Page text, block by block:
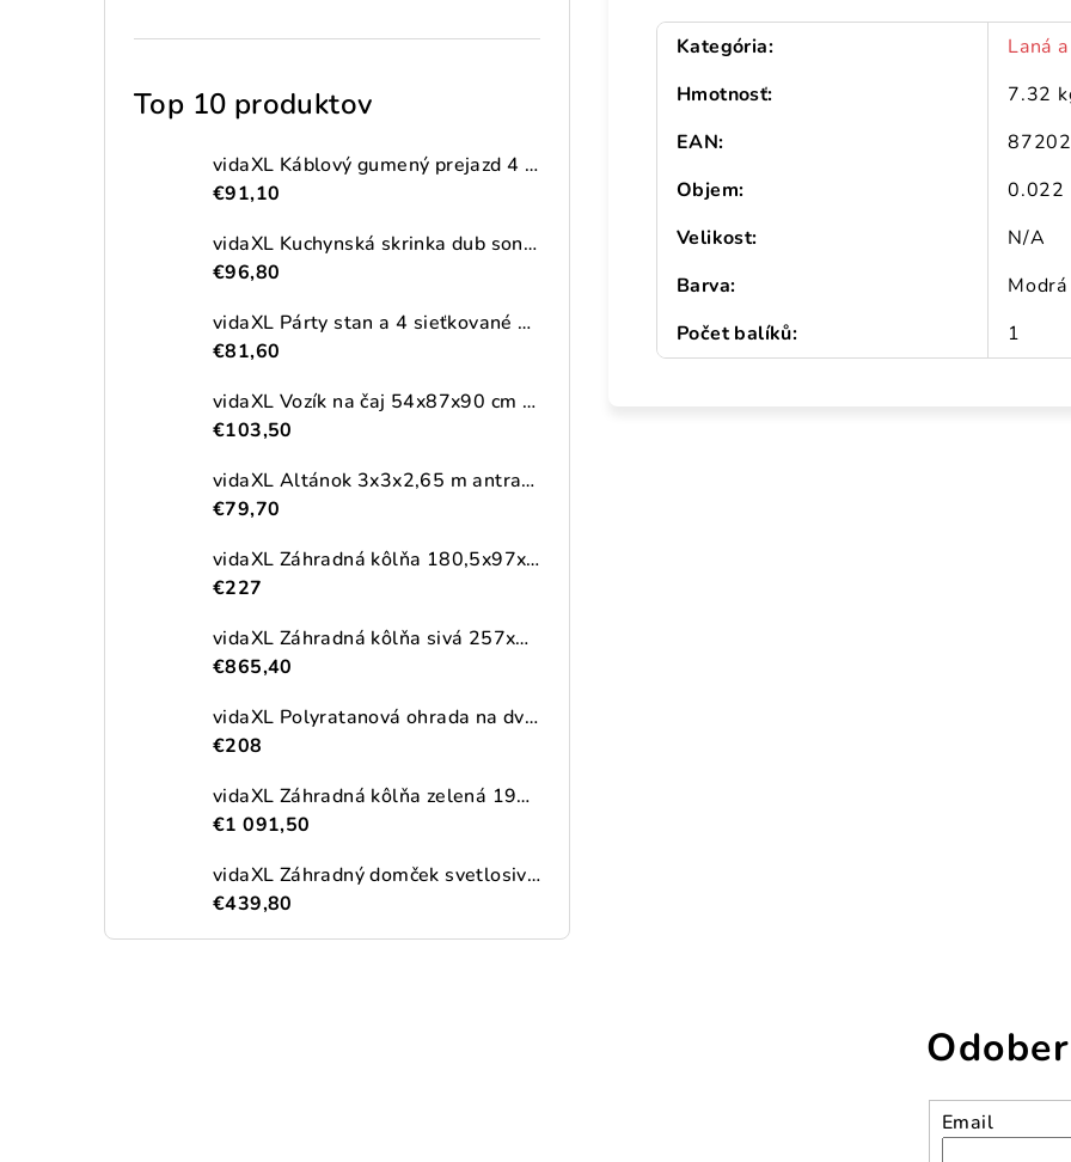
Top 10 produktov
vidaXL Káblový gumený prejazd 4 ks 2-kanálový 101,5 cm
€91,10
vidaXL Kuchynská skrinka dub sonoma 38x41,5x131,5 cm kompozitné drevo
€96,80
vidaXL Párty stan a 4 sieťkované bočné steny antracitový 2,5x2,5m HDPE
€81,60
vidaXL Vozík na čaj 54x87x90 cm masívna akácia
€103,50
vidaXL Altánok 3x3x2,65 m antracitový 180 g/m²
€79,70
vidaXL Záhradná kôlňa 180,5x97x209,5cm pozinkovaná oceľ drevený vzhľad
€227
vidaXL Záhradná kôlňa sivá 257x990x181 cm pozinkovaná oceľ
€865,40
vidaXL Polyratanová ohrada na dva vonkajšie odpadkové koše, čierna 148x80x111 cm
€208
vidaXL Záhradná kôlňa zelená 192x689x223 cm pozinkovaná oceľ
€1 091,50
vidaXL Záhradný domček svetlosivý 191x300x198 cm pozinkovaná oceľ
€439,80
Kategória:
Laná
Hmotnosť:
7.32
EAN:
Objem:
0.022
Velikost:
N/A
Barva:
Modrá
Počet balíků: 1
Email